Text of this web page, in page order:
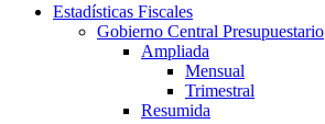
Estadísticas Fiscales
Gobierno Central Presupuestario
Ampliada
Mensual
Trimestral
Resumida